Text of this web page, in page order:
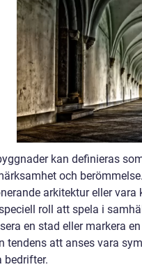
kan definieras
och
arkitektur eller
roll att spela i
en stad eller markera
tendens att anses vara
bedrifter.